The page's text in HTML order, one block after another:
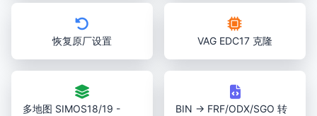
恢复原厂设置 VAG EDC17 克隆
多地图 SIMOS18/19 -
BIN → FRF/ODX/SGO 转